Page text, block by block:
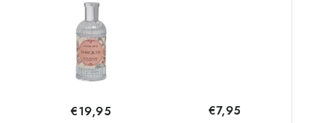
(BRUCMA)
€19,95 €7,95